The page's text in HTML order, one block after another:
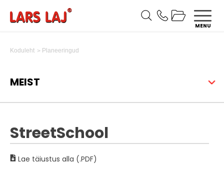
MENU
Koduleht Planeeringud
MEIST
StreetSchool
Lae täiustus alla (.PDF)